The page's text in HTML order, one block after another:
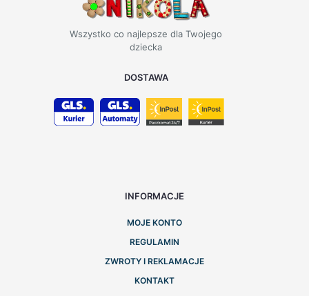
Wszystko co najlepsze dla Twojego
dziecka
DOSTAWA
INFORMACJE
MOJE KONTO
REGULAMIN
ZWROTY I REKLAMACJE
KONTAKT